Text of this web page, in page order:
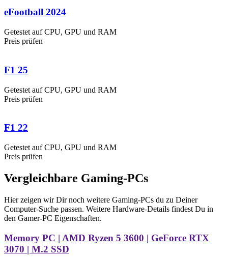
eFootball 2024
Getestet auf CPU, GPU und RAM
Preis prüfen
F1 25
Getestet auf CPU, GPU und RAM
Preis prüfen
F1 22
Getestet auf CPU, GPU und RAM
Preis prüfen
Vergleichbare Gaming-PCs
Hier zeigen wir Dir noch weitere Gaming-PCs du zu Deiner
Computer-Suche passen. Weitere Hardware-Details findest Du in
den Gamer-PC Eigenschaften.
Memory PC | AMD Ryzen 5 3600 | GeForce RTX
3070 | M.2 SSD